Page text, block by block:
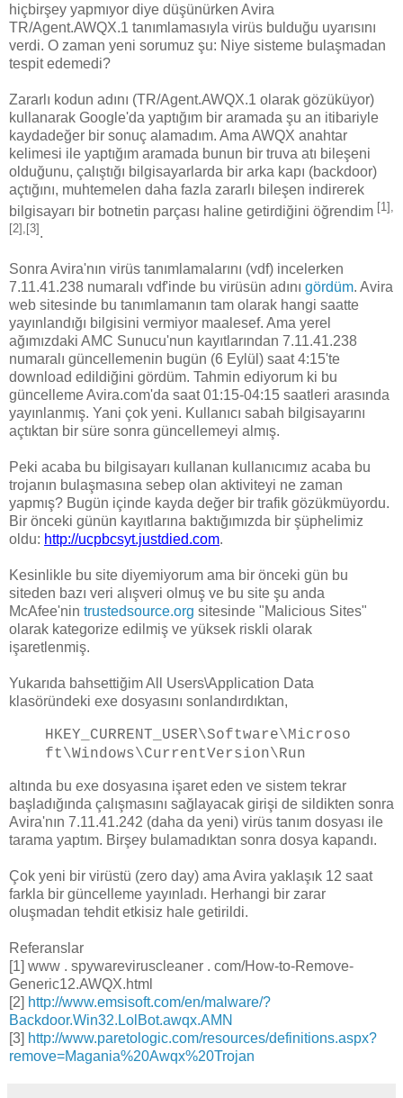
hiçbirşey yapmıyor diye düşünürken Avira
TR/Agent.AWQX.1 tanımlamasıyla virüs bulduğu uyarısını
verdi. O zaman yeni sorumuz şu: Niye sisteme bulaşmadan
tespit edemedi?
Zararlı kodun adını (TR/Agent.AWQX.1 olarak gözüküyor)
kullanarak Google'da yaptığım bir aramada şu an itibariyle
kaydadeğer bir sonuç alamadım. Ama AWQX anahtar
kelimesi ile yaptığım aramada bunun bir truva atı bileşeni
olduğunu, çalıştığı bilgisayarlarda bir arka kapı (backdoor)
açtığını, muhtemelen daha fazla zararlı bileşen indirerek
bilgisayarı bir botnetin parçası haline getirdiğini öğrendim [1],
[2],[3] .
Sonra Avira'nın virüs tanımlamalarını (vdf) incelerken
7.11.41.238 numaralı vdf'inde bu virüsün adını gördüm. Avira
web sitesinde bu tanımlamanın tam olarak hangi saatte
yayınlandığı bilgisini vermiyor maalesef. Ama yerel
ağımızdaki AMC Sunucu'nun kayıtlarından 7.11.41.238
numaralı güncellemenin bugün (6 Eylül) saat 4:15'te
download edildiğini gördüm. Tahmin ediyorum ki bu
güncelleme Avira.com'da saat 01:15-04:15 saatleri arasında
yayınlanmış. Yani çok yeni. Kullanıcı sabah bilgisayarını
açtıktan bir süre sonra güncellemeyi almış.
Peki acaba bu bilgisayarı kullanan kullanıcımız acaba bu
trojanın bulaşmasına sebep olan aktiviteyi ne zaman
yapmış? Bugün içinde kayda değer bir trafik gözükmüyordu.
Bir önceki günün kayıtlarına baktığımızda bir şüphelimiz
oldu: http://ucpbcsyt.justdied.com.
Kesinlikle bu site diyemiyorum ama bir önceki gün bu
siteden bazı veri alışveri olmuş ve bu site şu anda
McAfee'nin trustedsource.org sitesinde "Malicious Sites"
olarak kategorize edilmiş ve yüksek riskli olarak
işaretlenmiş.
Yukarıda bahsettiğim All Users\Application Data
klasöründeki exe dosyasını sonlandırdıktan,
HKEY_CURRENT_USER\Software\Microso
ft\Windows\CurrentVersion\Run
altında bu exe dosyasına işaret eden ve sistem tekrar
başladığında çalışmasını sağlayacak girişi de sildikten sonra
Avira'nın 7.11.41.242 (daha da yeni) virüs tanım dosyası ile
tarama yaptım. Birşey bulamadıktan sonra dosya kapandı.
Çok yeni bir virüstü (zero day) ama Avira yaklaşık 12 saat
farkla bir güncelleme yayınladı. Herhangi bir zarar
oluşmadan tehdit etkisiz hale getirildi.
Referanslar
[1] www . spywareviruscleaner . com/How-to-Remove-
Generic12.AWQX.html
[2] http://www.emsisoft.com/en/malware/?
Backdoor.Win32.LolBot.awqx.AMN
[3] http://www.paretologic.com/resources/definitions.aspx?
remove=Magania%20Awqx%20Trojan